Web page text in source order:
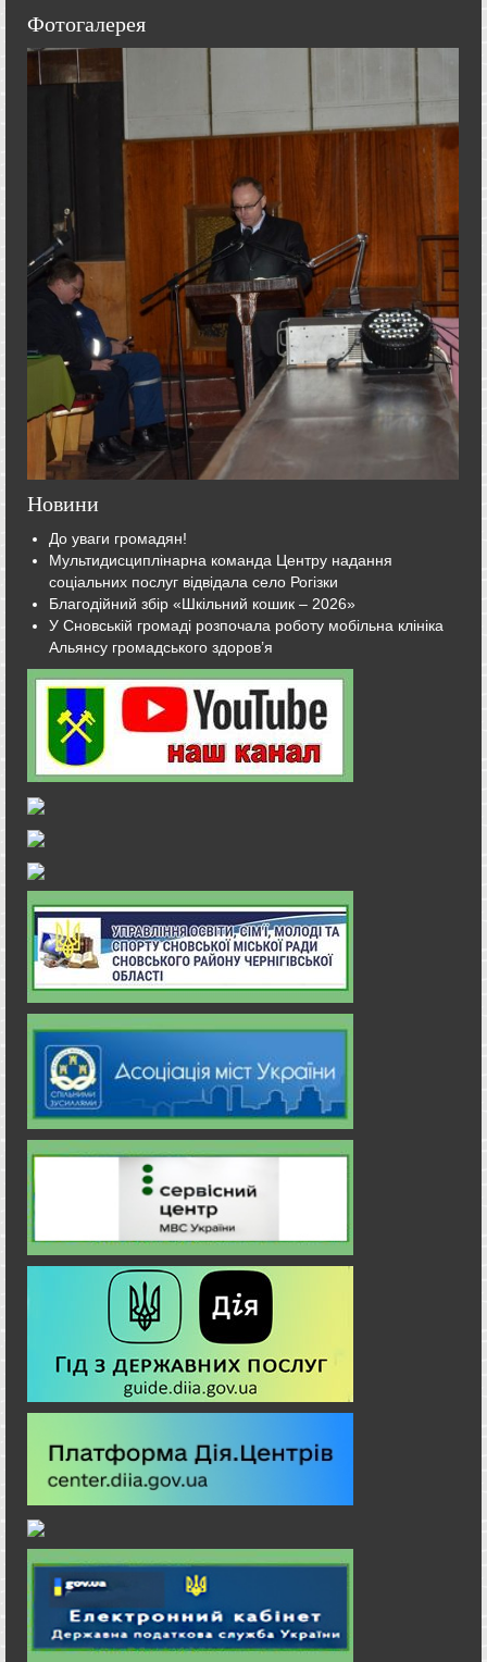
Фотогалерея
Новини
До уваги громадян!
Мультидисциплінарна команда Центру надання
соціальних послуг відвідала село Рогізки
Благодійний збір «Шкільний кошик – 2026»
У Сновській громаді розпочала роботу мобільна клініка
Альянсу громадського здоров’я